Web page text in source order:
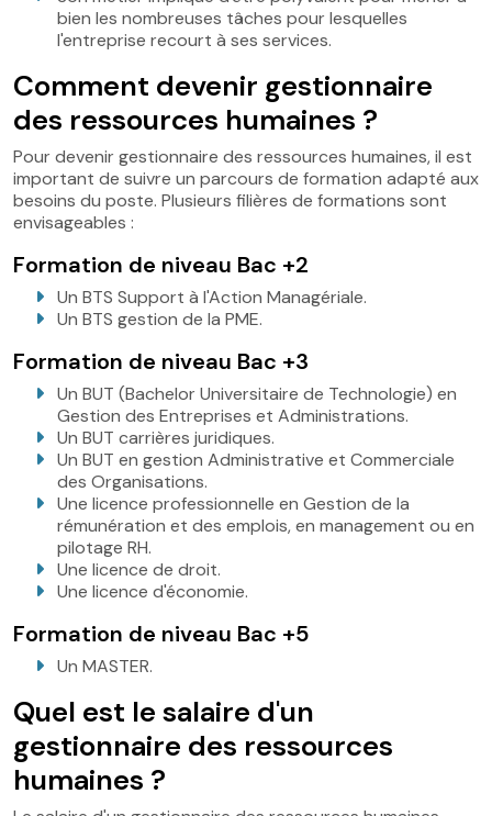
bien les nombreuses tâches pour lesquelles
l'entreprise recourt à ses services.
Comment devenir gestionnaire
des ressources humaines ?
Pour devenir gestionnaire des ressources humaines, il est
important de suivre un parcours de formation adapté aux
besoins du poste. Plusieurs filières de formations sont
envisageables :
Formation de niveau Bac +2
Un BTS Support à l'Action Managériale.
Un BTS gestion de la PME.
Formation de niveau Bac +3
Un BUT (Bachelor Universitaire de Technologie) en
Gestion des Entreprises et Administrations.
Un BUT carrières juridiques.
Un BUT en gestion Administrative et Commerciale
des Organisations.
Une licence professionnelle en Gestion de la
rémunération et des emplois, en management ou en
pilotage RH.
Une licence de droit.
Une licence d'économie.
Formation de niveau Bac +5
Un MASTER.
Quel est le salaire d'un
gestionnaire des ressources
humaines ?